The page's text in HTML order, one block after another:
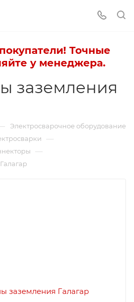
Точные
у менеджера.
заземления
Электросварочное оборудование
—
—